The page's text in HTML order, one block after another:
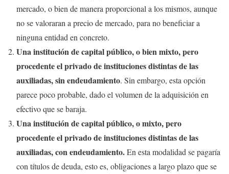
mercado, o bien de manera proporcional a los mismos, aunque
no se valoraran a precio de mercado, para no beneficiar a
ninguna entidad en concreto.
Una institución de capital público, o bien mixto, pero
procedente el privado de instituciones distintas de las
auxiliadas, sin endeudamiento. Sin embargo, esta opción
parece poco probable, dado el volumen de la adquisición en
efectivo que se baraja.
Una institución de capital público, o mixto, pero
procedente el privado de instituciones distintas de las
auxiliadas, con endeudamiento.En esta modalidad se pagaría
con títulos de deuda, esto es, obligaciones a largo plazo que se